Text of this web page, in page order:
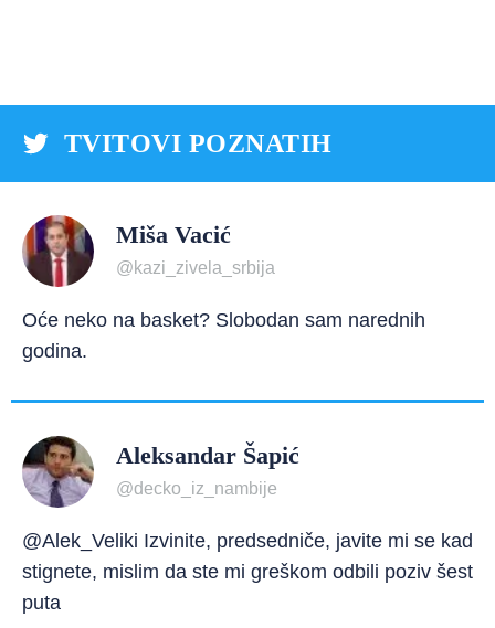
TVITOVI POZNATIH
Miša Vacić
@kazi_zivela_srbija
Oće neko na basket? Slobodan sam narednih
godina.
Aleksandar Šapić
@decko_iz_nambije
@Alek_Veliki Izvinite, predsedniče, javite mi se kad
stignete, mislim da ste mi greškom odbili poziv šest
puta